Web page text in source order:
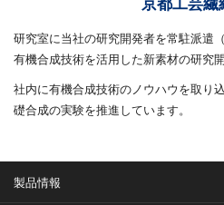
京都工芸繊
研究室に当社の研究開発者を常駐派遣
有機合成技術を活用した新素材の研究
社内に有機合成技術のノウハウを取り
礎合成の実験を推進しています。
製品情報